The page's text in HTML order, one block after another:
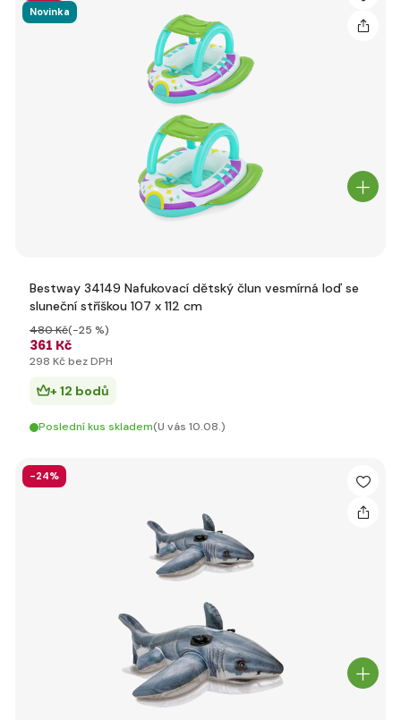
Novinka
Bestway 34149 Nafukovací dětský člun vesmírná loď se
sluneční stříškou 107 x 112 cm
361 Kč
480 Kč(-25 %)
298 Kč bez DPH
+ 12 bodů
Poslední kus skladem(U vás 10.08.)
-24%